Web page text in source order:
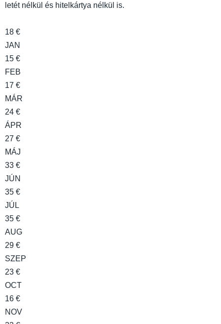
letét nélkül és hitelkártya nélkül is.
18 €
JAN
15 €
FEB
17 €
MÁR
24 €
ÁPR
27 €
MÁJ
33 €
JÚN
35 €
JÚL
35 €
AUG
29 €
SZEP
23 €
OCT
16 €
NOV